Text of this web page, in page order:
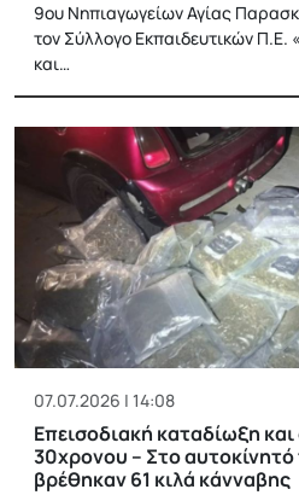
9ου Νηπιαγωγείων Αγίας
τον Σύλλογο Εκπαιδευτικών Π.Ε.
και…
07.07.2026 | 14:08
Επεισοδιακή καταδίωξη
30χρονου – Στο αυτοκίνητό
βρέθηκαν 61 κιλά κάνναβης